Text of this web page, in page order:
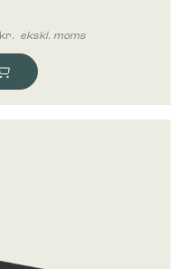
kr.Prisinterval: 6.050,00 kr. til
ekskl. moms